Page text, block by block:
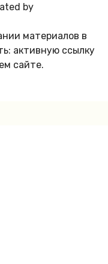
by
материалов в
активную ссылку
сайте.